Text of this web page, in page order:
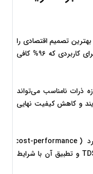
محاسبه دقیق نسبت هزینه به عملکرد (cost-performance